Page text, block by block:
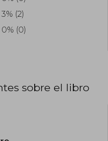
3% (2)
0% (0)
sobre el libro